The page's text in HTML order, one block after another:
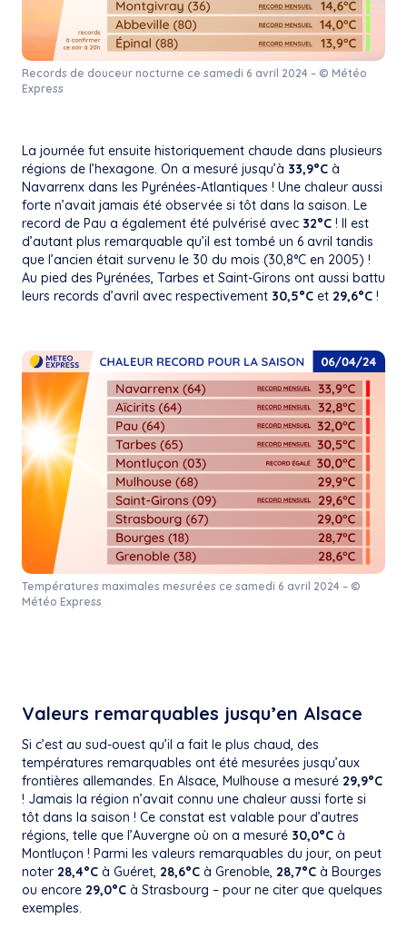
Records de douceur nocturne ce samedi 6 avril 2024 – © Météo
Express
La journée fut ensuite historiquement chaude dans plusieurs
régions de l’hexagone. On a mesuré jusqu’à 33,9°C à
Navarrenx dans les Pyrénées-Atlantiques ! Une chaleur aussi
forte n’avait jamais été observée si tôt dans la saison. Le
record de Pau a également été pulvérisé avec 32°C ! Il est
d’autant plus remarquable qu’il est tombé un 6 avril tandis
que l’ancien était survenu le 30 du mois (30,8°C en 2005) !
Au pied des Pyrénées, Tarbes et Saint-Girons ont aussi battu
leurs records d’avril avec respectivement 30,5°C et 29,6°C !
Températures maximales mesurées ce samedi 6 avril 2024 – ©
Météo Express
Valeurs remarquables jusqu’en Alsace
Si c’est au sud-ouest qu’il a fait le plus chaud, des
températures remarquables ont été mesurées jusqu’aux
frontières allemandes. En Alsace, Mulhouse a mesuré 29,9°C
! Jamais la région n’avait connu une chaleur aussi forte si
tôt dans la saison ! Ce constat est valable pour d’autres
régions, telle que l’Auvergne où on a mesuré 30,0°C à
Montluçon ! Parmi les valeurs remarquables du jour, on peut
noter28,4°C à Guéret, 28,6°C à Grenoble, 28,7°C à Bourges
ou encore 29,0°C à Strasbourg – pour ne citer que quelques
exemples.